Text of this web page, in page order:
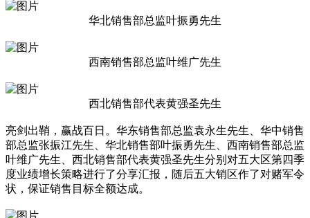
华北销售部总监叶振勇先生
西南销售部总监叶维广先生
西北销售部代表黄强圣先生
亮剑出鞘，赢战百日。华东销售部总监袁永生先生、华中销售
部总监张振江先生、华北销售部叶振勇先生、西南销售部总监
叶维广先生、西北销售部代表黄强圣先生分别对五大区第四季
度业绩增长策略进行了分享汇报，随后五大销区作了对赌军令
状，保证销售目标全额达成。